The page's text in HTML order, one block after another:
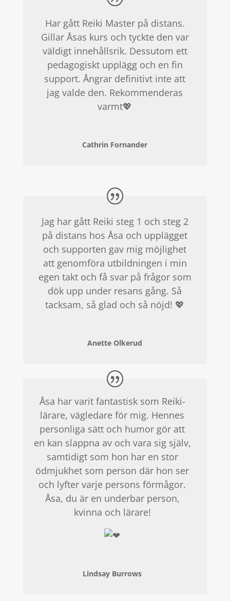
Har gått Reiki Master på distans.
GillarÅsas kurs och tyckte den var
väldigt innehållsrik. Dessutom ett
pedagogiskt upplägg och en fin
support. Ångrar definitivt inte att
jag valde den. Rekommenderas
varmt💖
Cathrin Fornander
Jag har gått Reiki steg 1 och steg 2
på distans hos Åsa och upplägget
och supporten gav mig möjlighet
att genomföra utbildningen i min
egen takt och få svar på frågor som
dök upp under resans gång. Så
tacksam, så glad och så nöjd! 💖
Anette Olkerud
Åsa har varit fantastisk som Reiki-
lärare, vägledare för mig. Hennes
personliga sätt och humor gör att
en kan slappna av och vara sig själv,
samtidigt som hon har en stor
ödmjukhet som person där hon ser
och lyfter varje persons förmågor.
Åsa, du är en underbar person,
kvinna och lärare!
Lindsay Burrows